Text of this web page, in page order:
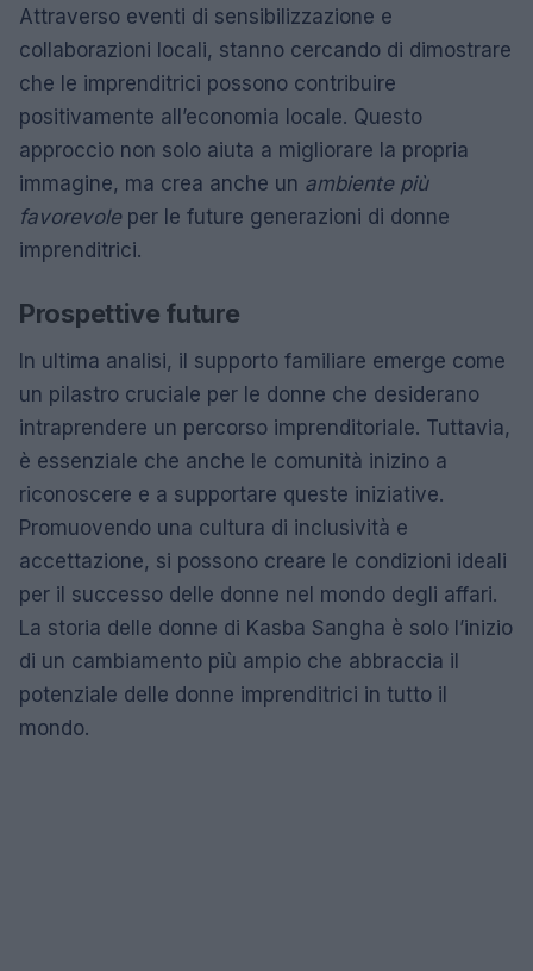
Attraverso eventi di sensibilizzazione e
collaborazioni locali, stanno cercando di dimostrare
che le imprenditrici possono contribuire
positivamente all’economia locale. Questo
approccio non solo aiuta a migliorare la propria
immagine, ma crea anche un ambiente più
favorevoleper le future generazioni di donne
imprenditrici.
Prospettive future
In ultima analisi, il supporto familiare emerge come
un pilastro cruciale per le donne che desiderano
intraprendere un percorso imprenditoriale. Tuttavia,
è essenziale che anche le comunità inizino a
riconoscere e a supportare queste iniziative.
Promuovendo una cultura di inclusività e
accettazione, si possono creare le condizioni ideali
per il successo delle donne nel mondo degli affari.
La storia delle donne di Kasba Sangha è solo l’inizio
di un cambiamento più ampio che abbraccia il
potenziale delle donne imprenditrici in tutto il
mondo.